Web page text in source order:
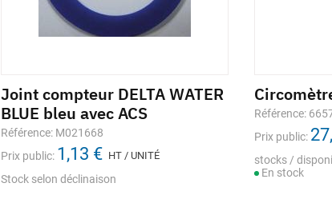
Joint compteur DELTA WATER
BLUE bleu avec ACS
Référence: M021668
Prix public: 1,13 € HT / UNITÉ
Stock selon déclinaison
Référence:
Prix public:
stocks /
En stock